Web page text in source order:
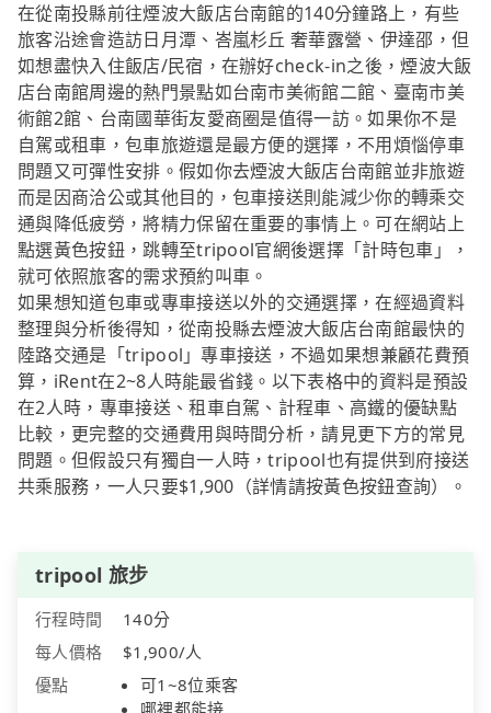
在從南投縣前往煙波大飯店台南館的140分鐘路上，有些
旅客沿途會造訪日月潭、峇嵐杉丘 奢華露營、伊達邵，但
如想盡快入住飯店/民宿，在辦好check-in之後，煙波大飯
店台南館周邊的熱門景點如台南市美術館二館、臺南市美
術館2館、台南國華街友愛商圈是值得一訪。如果你不是
自駕或租車，包車旅遊還是最方便的選擇，不用煩惱停車
問題又可彈性安排。假如你去煙波大飯店台南館並非旅遊
而是因商洽公或其他目的，包車接送則能減少你的轉乘交
通與降低疲勞，將精力保留在重要的事情上。可在網站上
點選黃色按鈕，跳轉至tripool官網後選擇「計時包車」，
就可依照旅客的需求預約叫車。
如果想知道包車或專車接送以外的交通選擇，在經過資料
整理與分析後得知，從南投縣去煙波大飯店台南館最快的
陸路交通是「tripool」專車接送，不過如果想兼顧花費預
算，iRent在2~8人時能最省錢。以下表格中的資料是預設
在2人時，專車接送、租車自駕、計程車、高鐵的優缺點
比較，更完整的交通費用與時間分析，請見更下方的常見
問題。但假設只有獨自一人時，tripool也有提供到府接送
共乘服務，一人只要$1,900（詳情請按黃色按鈕查詢）。
tripool 旅步
行程時間
140分
每人價格
$1,900/人
優點
可1~8位乘客